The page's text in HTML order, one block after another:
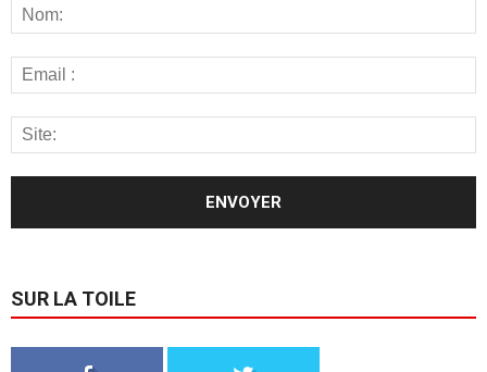
SUR LA TOILE